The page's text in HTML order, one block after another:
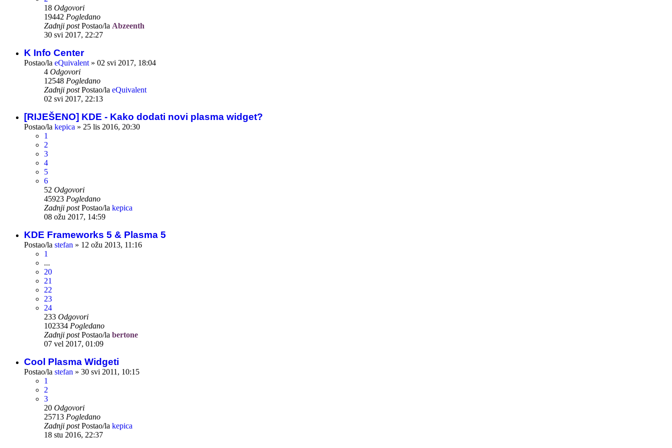
18 Odgovori
19442 Pogledano
Zadnji postPostao/la Abzeenth
30 svi 2017, 22:27
K Info Center
Postao/la eQuivalent » 02 svi 2017, 18:04
4 Odgovori
12548 Pogledano
Zadnji postPostao/la eQuivalent
02 svi 2017, 22:13
[RIJEŠENO] KDE - Kako dodati novi plasma widget?
Postao/la kepica » 25 lis 2016, 20:30
1
2
3
4
5
6
52 Odgovori
45923 Pogledano
Zadnji postPostao/la kepica
08 ožu 2017, 14:59
KDE Frameworks 5 & Plasma 5
Postao/la stefan » 12 ožu 2013, 11:16
1
...
20
21
22
23
24
233 Odgovori
102334 Pogledano
Zadnji postPostao/la bertone
07 vel 2017, 01:09
Cool Plasma Widgeti
Postao/la stefan » 30 svi 2011, 10:15
1
2
3
20 Odgovori
25713 Pogledano
Zadnji postPostao/la kepica
18 stu 2016, 22:37